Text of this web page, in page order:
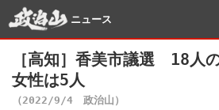
ニュース
［高知］香美市議選 18人
女性は5人
（2022/9/4 政治山）